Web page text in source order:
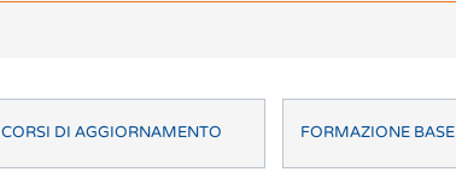
CORSI DI AGGIORNAMENTO FORMAZIONE BASE